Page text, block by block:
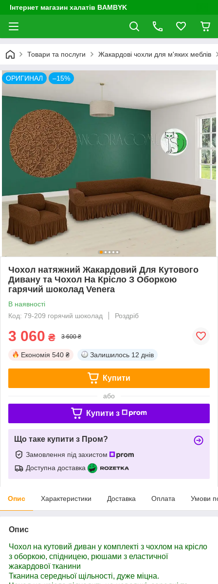
Інтернет магазин халатів BAMBYK
Товари та послуги Жакардові чохли для м'яких меблів
ОРИГИНАЛ –15%
Чохол натяжний Жакардовий Для Кутового
Дивану та Чохол На Крісло З Оборкою
гарячий шоколад Venera
В наявності
Код: 79-209 горячий шоколад
Роздріб
3 060 ₴ 3 600 ₴
Економія 540 ₴ Залишилось 12 днів
Купити
або
Купити з
Що таке купити з Пром?
Замовлення під захистом
Доступна доставка
Опис Характеристики Доставка Оплата Умови
Опис
Чохол на кутовий диван у комплекті з чохлом на крісло
з оборкою, спідницею, рюшами з еластичної
жакардової тканини
Тканина середньої щільності, дуже міцна.